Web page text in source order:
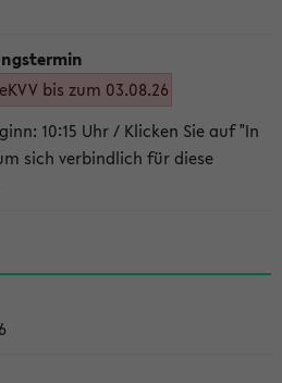
bis zum 03.08.26
10:15 Uhr / Klicken Sie auf "In
sich verbindlich für diese